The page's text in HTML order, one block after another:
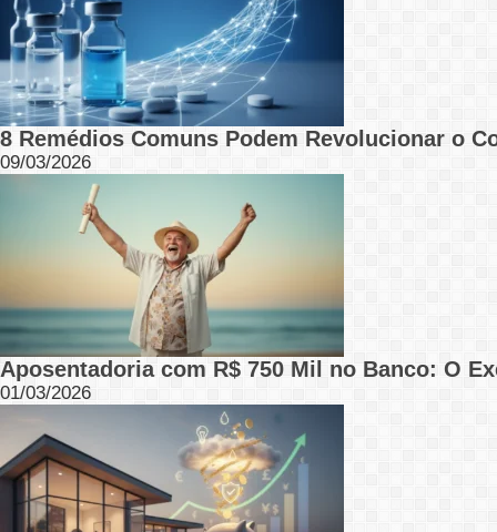
8 Remédios Comuns Podem Revolucionar o
09/03/2026
Aposentadoria com R$ 750 Mil no Banco: O
01/03/2026